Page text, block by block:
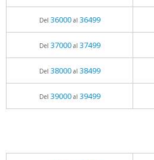
Del 36000al 36499
Del 37000al 37499
Del 38000al 38499
Del 39000al 39499